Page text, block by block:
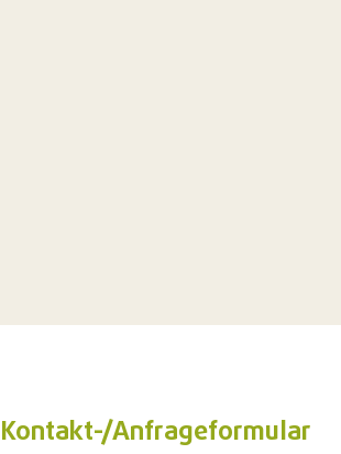
Kontakt-/Anfrageformular